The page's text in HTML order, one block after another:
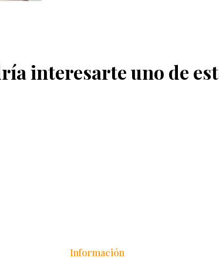
interesarte uno de
Información